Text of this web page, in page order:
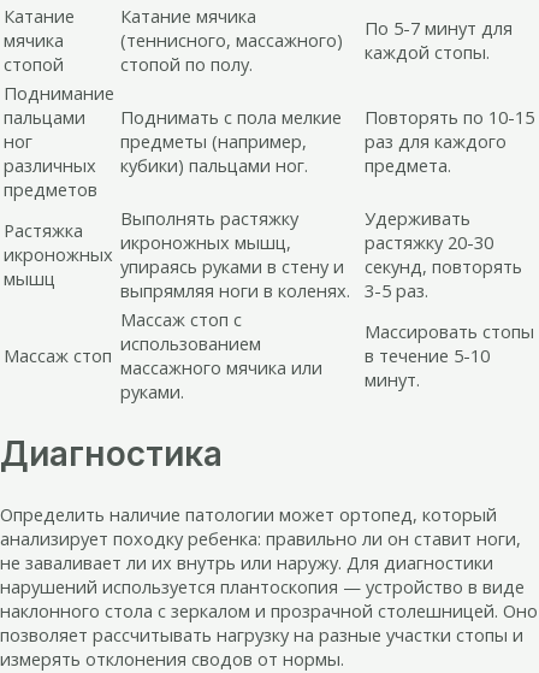
Катание
мячика
стопой
Катание мячика
(теннисного, массажного)
стопой по полу.
По 5-7 минут для
каждой стопы.
Поднимание
пальцами
ног
различных
предметов
Поднимать с пола мелкие
предметы (например,
кубики) пальцами ног.
Повторять по 10-15
раз для каждого
предмета.
Растяжка
икроножных
мышц
Выполнять растяжку
икроножных мышц,
упираясь руками в стену и
выпрямляя ноги в коленях.
Удерживать
растяжку 20-30
секунд, повторять
3-5 раз.
Массаж стоп
Массаж стоп с
использованием
массажного мячика или
руками.
Массировать стопы
в течение 5-10
минут.
Диагностика
Определить наличие патологии может ортопед, который
анализирует походку ребенка: правильно ли он ставит ноги,
не заваливает ли их внутрь или наружу. Для диагностики
нарушений используется плантоскопия — устройство в виде
наклонного стола с зеркалом и прозрачной столешницей. Оно
позволяет рассчитывать нагрузку на разные участки стопы и
измерять отклонения сводов от нормы.